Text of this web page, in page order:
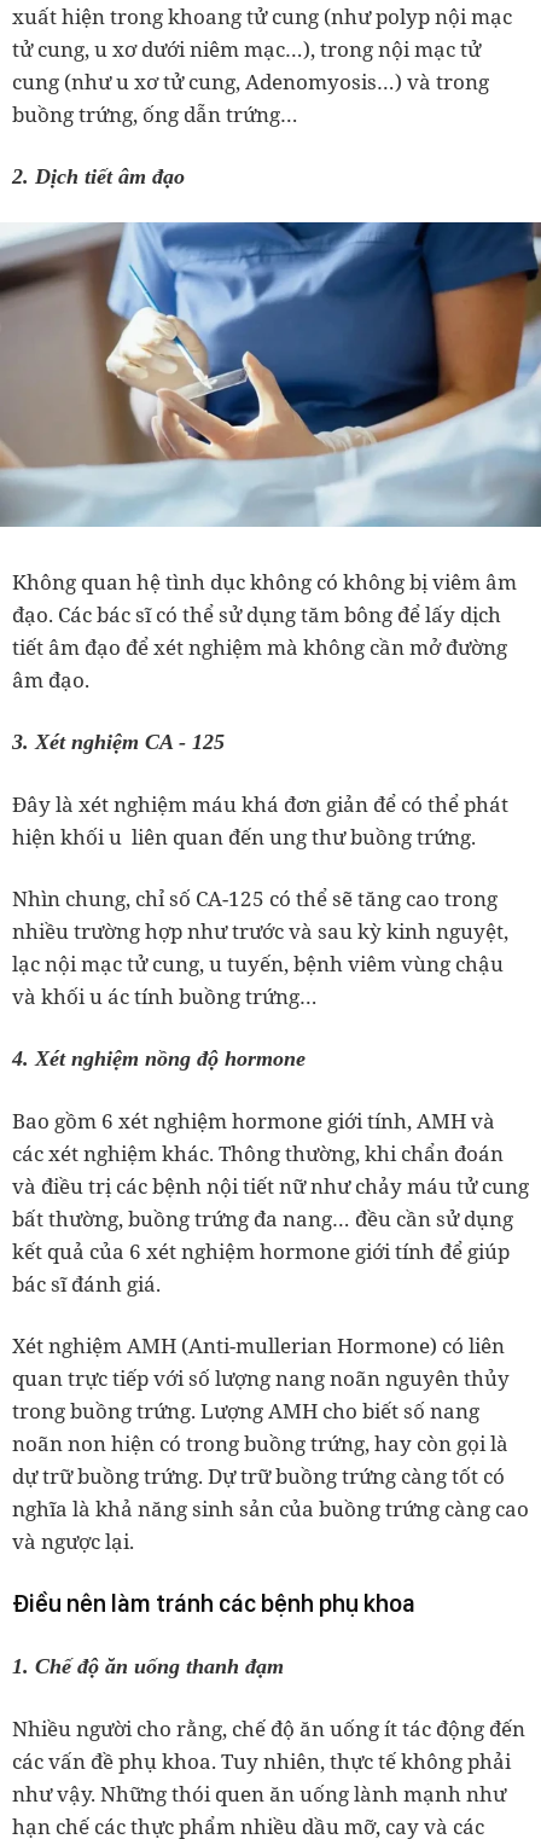
xuất hiện trong khoang tử cung (như polyp nội mạc
tử cung, u xơ dưới niêm mạc…), trong nội mạc tử
cung (như u xơ tử cung, Adenomyosis…) và trong
buồng trứng, ống dẫn trứng…
2. Dịch tiết âm đạo
Không quan hệ tình dục không có không bị viêm âm
đạo. Các bác sĩ có thể sử dụng tăm bông để lấy dịch
tiết âm đạo để xét nghiệm mà không cần mở đường
âm đạo.
3. Xét nghiệm CA - 125
Đây là xét nghiệm máu khá đơn giản để có thể phát
hiện khối u liên quan đến ung thư buồng trứng.
Nhìn chung, chỉ số CA-125 có thể sẽ tăng cao trong
nhiều trường hợp như trước và sau kỳ kinh nguyệt,
lạc nội mạc tử cung, u tuyến, bệnh viêm vùng chậu
và khối u ác tính buồng trứng…
4. Xét nghiệm nồng độ hormone
Bao gồm 6 xét nghiệm hormone giới tính, AMH và
các xét nghiệm khác. Thông thường, khi chẩn đoán
và điều trị các bệnh nội tiết nữ như chảy máu tử cung
bất thường, buồng trứng đa nang… đều cần sử dụng
kết quả của 6 xét nghiệm hormone giới tính để giúp
bác sĩ đánh giá.
Xét nghiệm AMH (Anti-mullerianHormone) có liên
quan trực tiếp với số lượng nang noãn nguyên thủy
trong buồng trứng. Lượng AMH cho biết số nang
noãn non hiện có trong buồng trứng, hay còn gọi là
dự trữ buồng trứng. Dự trữ buồng trứng càng tốt có
nghĩa là khả năng sinh sản của buồng trứng càng cao
và ngược lại.
Điều nên làm tránh các bệnh phụ khoa
1. Chế độ ăn uống thanh đạm
Nhiều người cho rằng, chế độ ăn uống ít tác động đến
các vấn đề phụ khoa. Tuy nhiên, thực tế không phải
như vậy. Những thói quen ăn uống lành mạnh như
hạn chế các thực phẩm nhiều dầu mỡ, cay và các